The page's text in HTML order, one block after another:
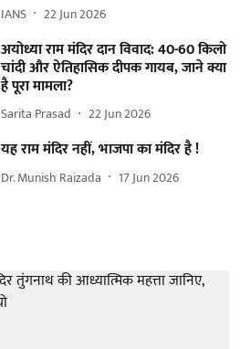
IANS 22 Jun 2026
अयोध्या राम मंदिर दान विवाद: 40-60 किलो
चांदी और ऐतिहासिक दीपक गायब, जाने क्या
है पूरा मामला?
Sarita Prasad 22 Jun 2026
यह राम मंदिर नहीं, भाजपा का मंदिर है !
Dr. Munish Raizada 17 Jun 2026